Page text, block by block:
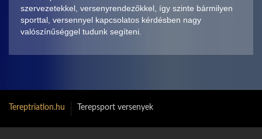
szervezetekkel, versenyrendezőkkel, így szinte bármilyen
sporttal, versennyel kapcsolatos kérdésben nagy
valószínűséggel tudunk segíteni.
Tereptriatlon.hu Terepsport versenyek